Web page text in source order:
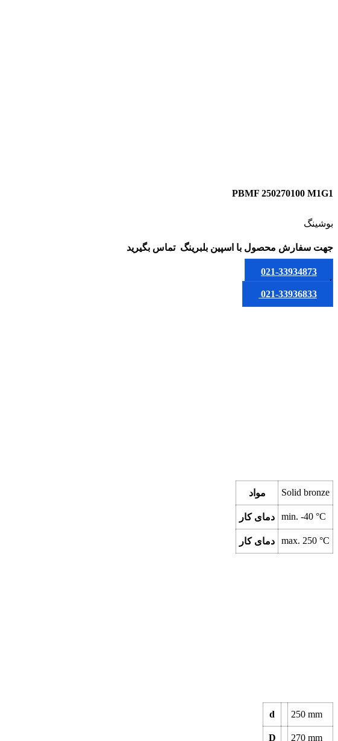
PBMF 250270100 M1G1
بوشینگ
جهت سفارش محصول با اسپین بلبرینگ تماس بگیرید
021-33934873
یا
021-33936833
مواد Solid bronze
دمای کار min. -40 °C
دمای کار max. 250 °C
d 250 mm
D 270 mm